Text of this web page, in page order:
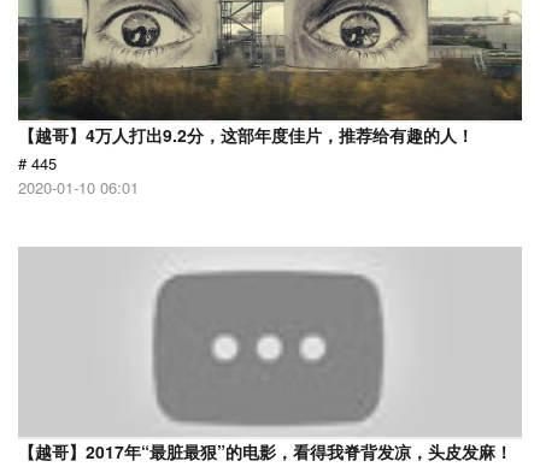
【越哥】4万人打出9.2分，这部年度佳片，推荐给有趣的人！
# 445
2020-01-10 06:01
【越哥】2017年“最脏最狠”的电影，看得我脊背发凉，头皮发麻！